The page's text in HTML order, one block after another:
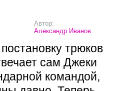
Автор:
Александр Иванов
трюков
сам Джеки
командой,